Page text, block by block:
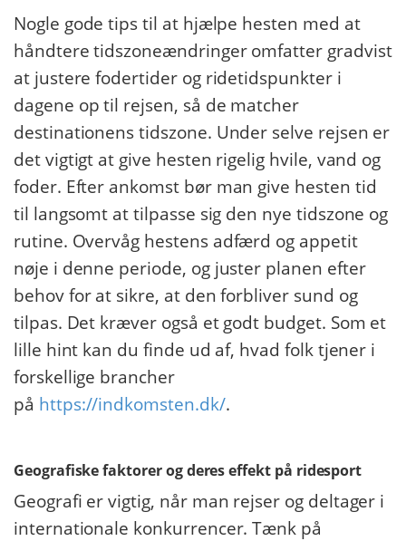
Nogle gode tips til at hjælpe hesten med at
håndtere tidszoneændringer omfatter gradvist
at justere fodertider og ridetidspunkter i
dagene op til rejsen, så de matcher
destinationens tidszone. Under selve rejsen er
det vigtigt at give hesten rigelig hvile, vand og
foder. Efter ankomst bør man give hesten tid
til langsomt at tilpasse sig den nye tidszone og
rutine. Overvåg hestens adfærd og appetit
nøje i denne periode, og juster planen efter
behov for at sikre, at den forbliver sund og
tilpas. Det kræver også et godt budget. Som et
lille hint kan du finde ud af, hvad folk tjener i
forskellige brancher
på https://indkomsten.dk/.
Geografiske faktorer og deres effekt på ridesport
Geografi er vigtig, når man rejser og deltager i
internationale konkurrencer. Tænk på